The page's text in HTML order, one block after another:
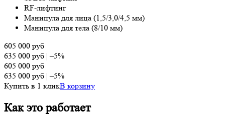
RF-лифтинг
Манипула для лица (1,5/3,0/4,5 мм)
Манипула для тела (8/10 мм)
605 000 руб
635 000 руб |–5%
605 000 руб
635 000 руб |–5%
Купить в 1 кликВ корзину
Как это работает